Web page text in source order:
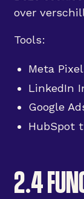
over
Tools:
Meta
LinkedIn
Google
HubSpot
2.4